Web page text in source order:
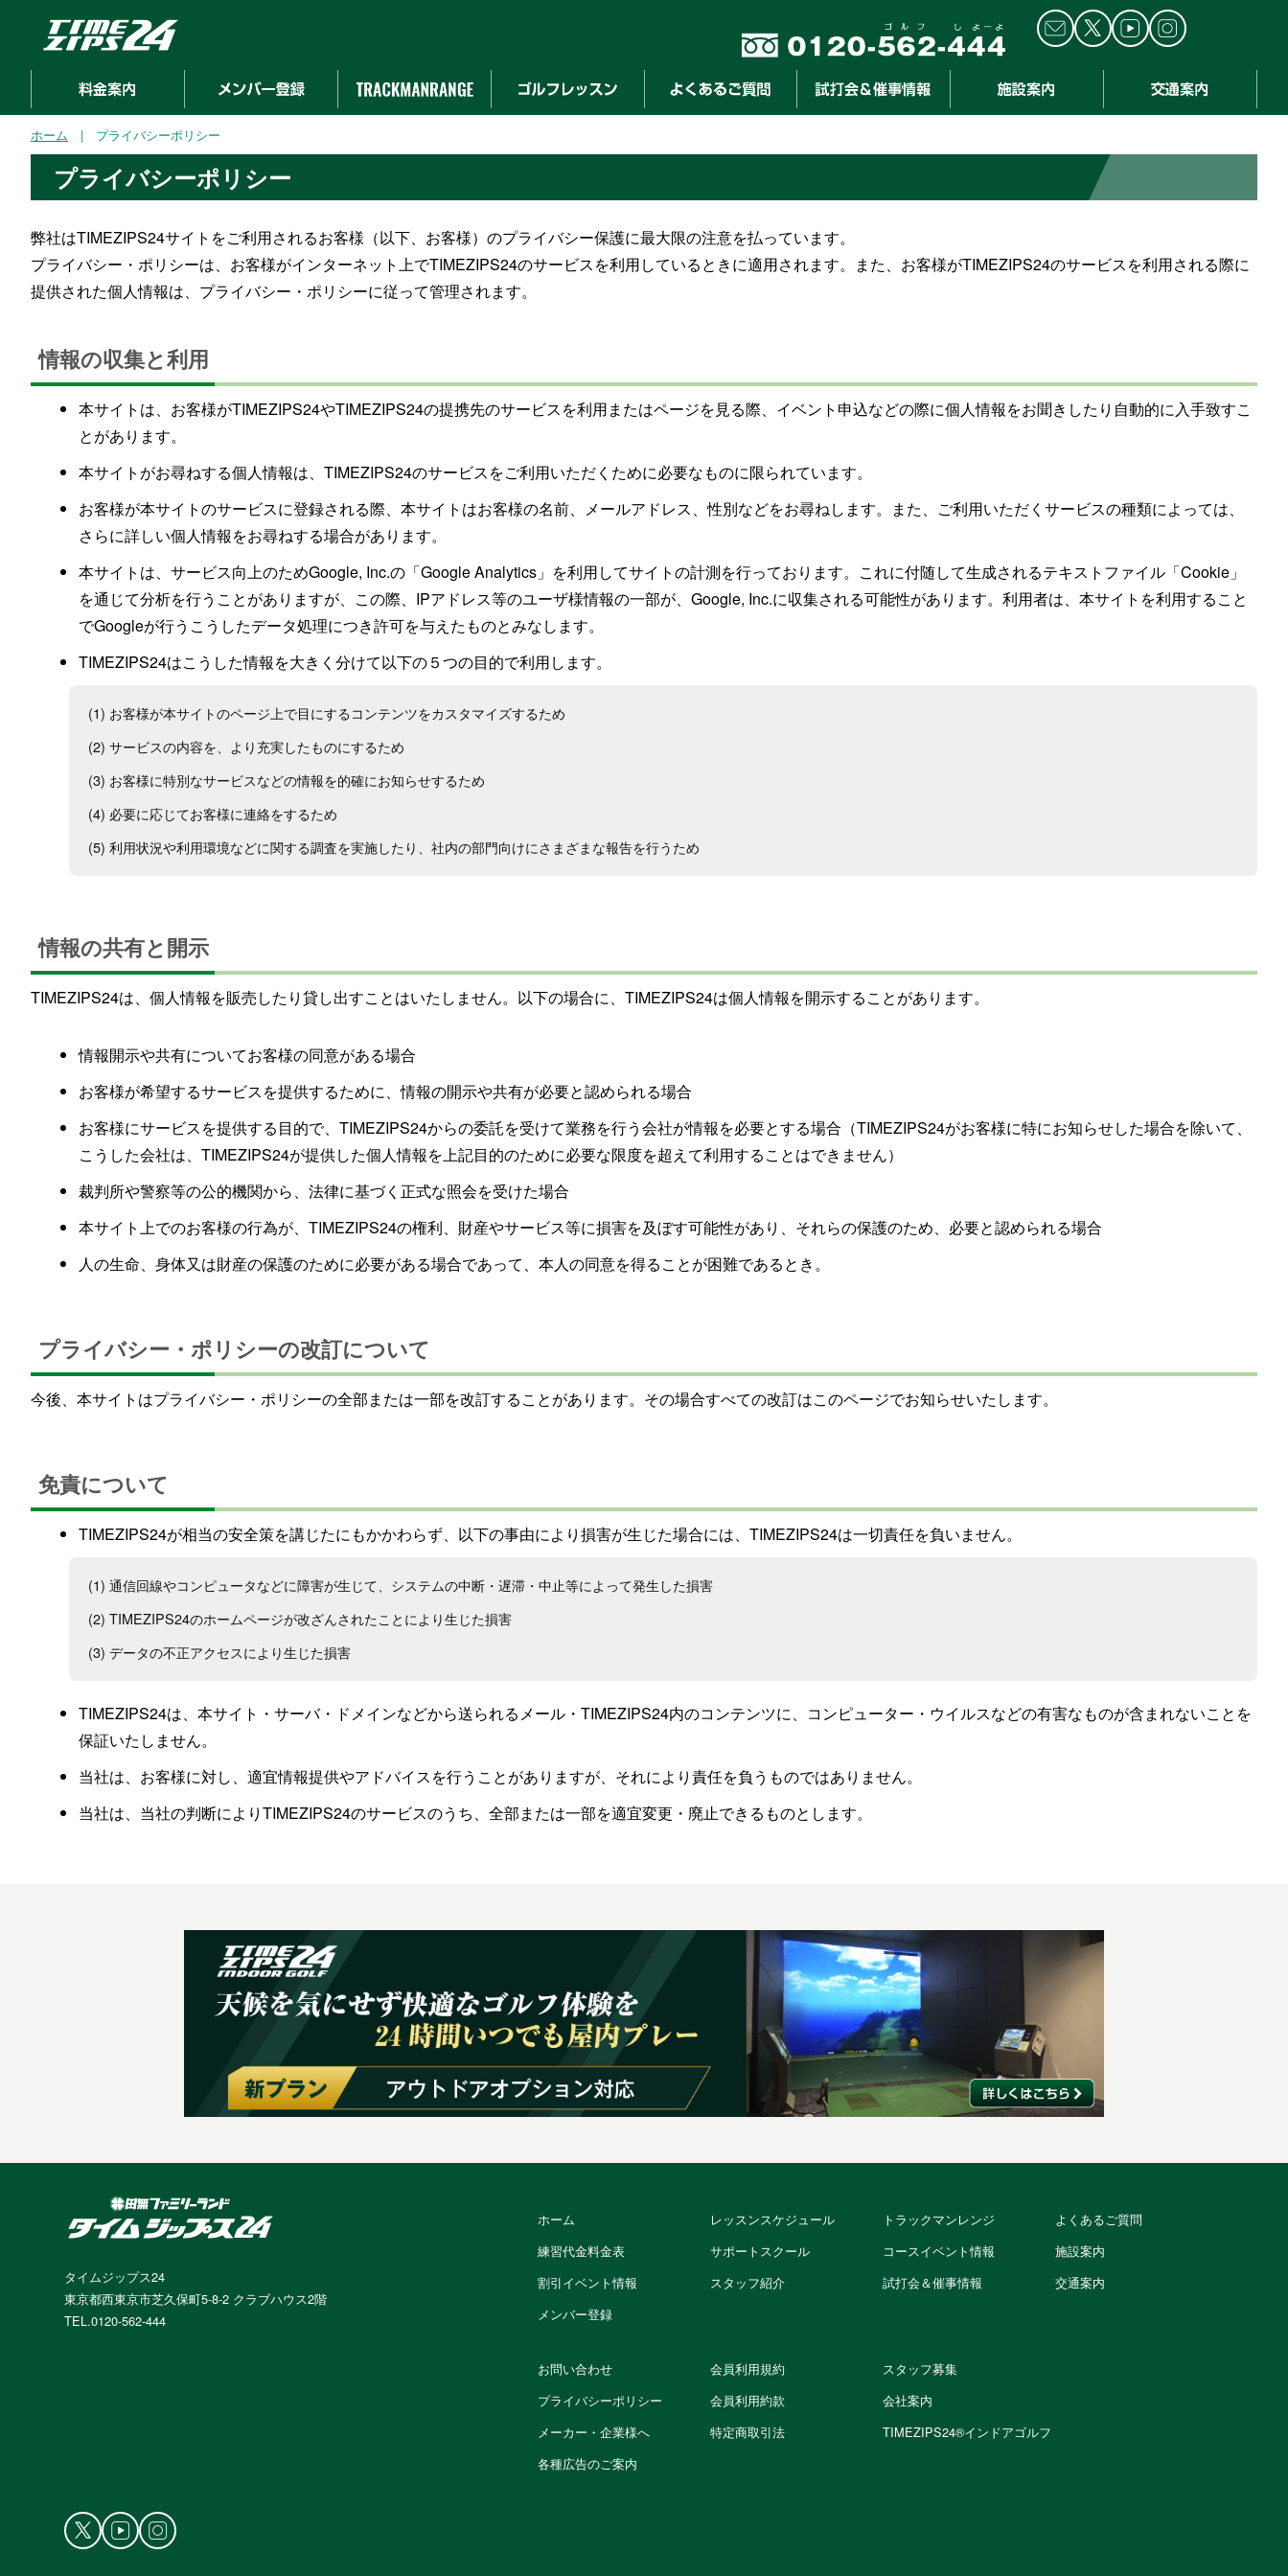
ホーム | プライバシーポリシー
プライバシーポリシー
弊社はTIMEZIPS24サイトをご利用されるお客様（以下、お客様）のプライバシー保護に最大限の注意を払っています。
プライバシー・ポリシーは、お客様がインターネット上でTIMEZIPS24のサービスを利用しているときに適用されます。また、お客様がTIMEZIPS24のサービスを利用される際に
提供された個人情報は、プライバシー・ポリシーに従って管理されます。
情報の収集と利用
本サイトは、お客様がTIMEZIPS24やTIMEZIPS24の提携先のサービスを利用またはページを見る際、イベント申込などの際に個人情報をお聞きしたり自動的に入手致すこ
とがあります。
本サイトがお尋ねする個人情報は、TIMEZIPS24のサービスをご利用いただくために必要なものに限られています。
お客様が本サイトのサービスに登録される際、本サイトはお客様の名前、メールアドレス、性別などをお尋ねします。また、ご利用いただくサービスの種類によっては、
さらに詳しい個人情報をお尋ねする場合があります。
本サイトは、サービス向上のためGoogle, Inc.の「Google Analytics」を利用してサイトの計測を行っております。これに付随して生成されるテキストファイル「Cookie」
を通じて分析を行うことがありますが、この際、IPアドレス等のユーザ様情報の一部が、Google, Inc.に収集される可能性があります。利用者は、本サイトを利用すること
でGoogleが行うこうしたデータ処理につき許可を与えたものとみなします。
TIMEZIPS24はこうした情報を大きく分けて以下の５つの目的で利用します。
(1) お客様が本サイトのページ上で目にするコンテンツをカスタマイズするため
(2) サービスの内容を、より充実したものにするため
(3) お客様に特別なサービスなどの情報を的確にお知らせするため
(4) 必要に応じてお客様に連絡をするため
(5) 利用状況や利用環境などに関する調査を実施したり、社内の部門向けにさまざまな報告を行うため
情報の共有と開示
TIMEZIPS24は、個人情報を販売したり貸し出すことはいたしません。以下の場合に、TIMEZIPS24は個人情報を開示することがあります。
情報開示や共有についてお客様の同意がある場合
お客様が希望するサービスを提供するために、情報の開示や共有が必要と認められる場合
お客様にサービスを提供する目的で、TIMEZIPS24からの委託を受けて業務を行う会社が情報を必要とする場合（TIMEZIPS24がお客様に特にお知らせした場合を除いて、
こうした会社は、TIMEZIPS24が提供した個人情報を上記目的のために必要な限度を超えて利用することはできません）
裁判所や警察等の公的機関から、法律に基づく正式な照会を受けた場合
本サイト上でのお客様の行為が、TIMEZIPS24の権利、財産やサービス等に損害を及ぼす可能性があり、それらの保護のため、必要と認められる場合
人の生命、身体又は財産の保護のために必要がある場合であって、本人の同意を得ることが困難であるとき。
プライバシー・ポリシーの改訂について
今後、本サイトはプライバシー・ポリシーの全部または一部を改訂することがあります。その場合すべての改訂はこのページでお知らせいたします。
免責について
TIMEZIPS24が相当の安全策を講じたにもかかわらず、以下の事由により損害が生じた場合には、TIMEZIPS24は一切責任を負いません。
(1) 通信回線やコンピュータなどに障害が生じて、システムの中断・遅滞・中止等によって発生した損害
(2) TIMEZIPS24のホームページが改ざんされたことにより生じた損害
(3) データの不正アクセスにより生じた損害
TIMEZIPS24は、本サイト・サーバ・ドメインなどから送られるメール・TIMEZIPS24内のコンテンツに、コンピューター・ウイルスなどの有害なものが含まれないことを
保証いたしません。
当社は、お客様に対し、適宜情報提供やアドバイスを行うことがありますが、それにより責任を負うものではありません。
当社は、当社の判断によりTIMEZIPS24のサービスのうち、全部または一部を適宜変更・廃止できるものとします。
タイムジップス24
東京都西東京市芝久保町5-8-2 クラブハウス2階
TEL.0120-562-444
ホーム
練習代金料金表
割引イベント情報
メンバー登録
レッスンスケジュール
サポートスクール
スタッフ紹介
トラックマンレンジ
コースイベント情報
試打会＆催事情報
よくあるご質問
施設案内
交通案内
お問い合わせ
プライバシーポリシー
メーカー・企業様へ
各種広告のご案内
会員利用規約
会員利用約款
特定商取引法
スタッフ募集
会社案内
TIMEZIPS24®インドアゴルフ